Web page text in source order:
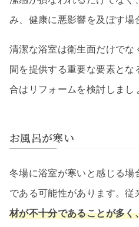
み、健康に悪影響を及ぼす場
清潔な浴室は衛生面だけでな
間を提供する重要な要素と
合はリフォームを検討しまし
お風呂が寒い
冬場に浴室が寒いと感じる場
である可能性があります。従
材が不十分であることが多